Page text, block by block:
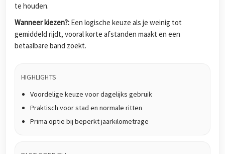
te houden.
Wanneer kiezen?: Een logische keuze als je weinig tot
gemiddeld rijdt, vooral korte afstanden maakt en een
betaalbare band zoekt.
HIGHLIGHTS
Voordelige keuze voor dagelijks gebruik
Praktisch voor stad en normale ritten
Prima optie bij beperkt jaarkilometrage